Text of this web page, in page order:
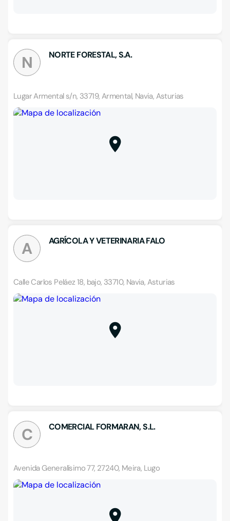
N NORTE FORESTAL, S.A.
Lugar Armental s/n, 33719, Armental, Navia, Asturias
A AGRÍCOLA Y VETERINARIA FALO
Calle Carlos Peláez 18, bajo, 33710, Navia, Asturias
C COMERCIAL FORMARAN, S.L.
Avenida Generalísimo 77, 27240, Meira, Lugo